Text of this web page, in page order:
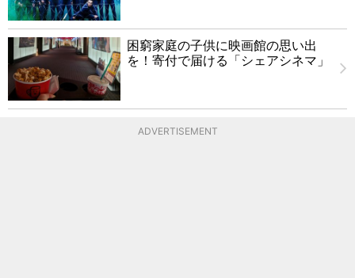
困窮家庭の子供に映画館の思い出
を！寄付で届ける「シェアシネマ」
ADVERTISEMENT